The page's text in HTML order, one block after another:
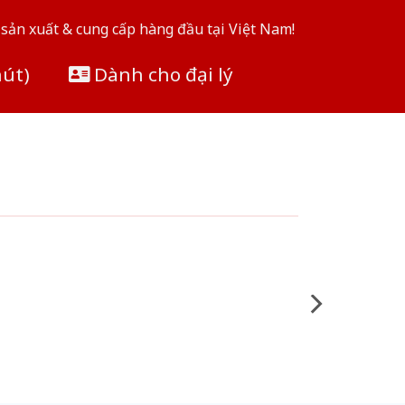
xuất & cung cấp hàng đầu tại Việt Nam!
Dành cho đại lý